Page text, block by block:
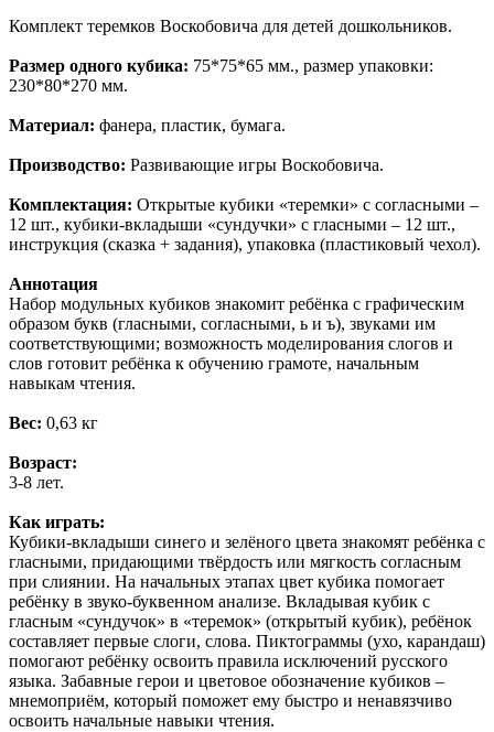
Комплект теремков Воскобовича для детей дошкольников.
Размер одного кубика: 75*75*65 мм., размер упаковки:
230*80*270 мм.
Материал: фанера, пластик, бумага.
Производство: Развивающие игры Воскобовича.
Комплектация: Открытые кубики «теремки» с согласными –
12 шт., кубики-вкладыши «сундучки» с гласными – 12 шт.,
инструкция (сказка + задания), упаковка (пластиковый чехол).
Аннотация
Набор модульных кубиков знакомит ребёнка с графическим
образом букв (гласными, согласными, ь и ъ), звуками им
соответствующими; возможность моделирования слогов и
слов готовит ребёнка к обучению грамоте, начальным
навыкам чтения.
Вес: 0,63 кг
Возраст:
3-8 лет.
Как играть:
Кубики-вкладыши синего и зелёного цвета знакомят ребёнка с
гласными, придающими твёрдость или мягкость согласным
при слиянии. На начальных этапах цвет кубика помогает
ребёнку в звуко-буквенном анализе. Вкладывая кубик с
гласным «сундучок» в «теремок» (открытый кубик), ребёнок
составляет первые слоги, слова. Пиктограммы (ухо, карандаш)
помогают ребёнку освоить правила исключений русского
языка. Забавные герои и цветовое обозначение кубиков –
мнемоприём, который поможет ему быстро и ненавязчиво
освоить начальные навыки чтения.